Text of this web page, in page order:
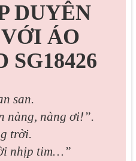
DUYÊN
ÁO
SG18426
san.
nàng, nàng ơi!”.
trời.
nhịp tim…”